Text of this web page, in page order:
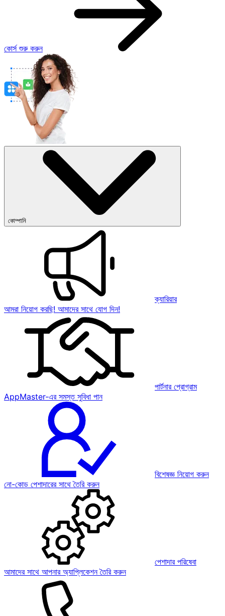
কোর্স শুরু করুন
কোম্পানি
ক্যারিয়ার
আমরা নিয়োগ করছি! আমাদের সাথে যোগ দিন!
পার্টনার প্রোগ্রাম
AppMaster-এর সমস্ত সুবিধা পান
বিশেষজ্ঞ নিয়োগ করুন
নো-কোড পেশাদারের সাথে তৈরি করুন
পেশাদার পরিষেবা
আমাদের সাথে আপনার অ্যাপ্লিকেশন তৈরি করুন